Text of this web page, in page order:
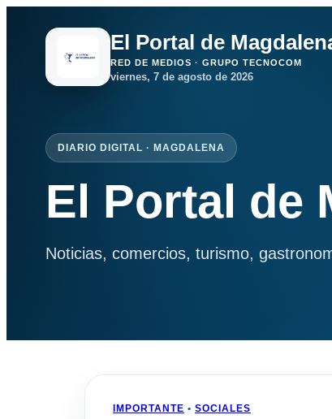
El Portal de
RED DE MEDIOS · GRUPO TECNOCOM
viernes, 7 de agosto de 2026
DIARIO DIGITAL · MAGDALENA
El Portal de
Noticias, comercios, turismo,
IMPORTANTE • SOCIALES